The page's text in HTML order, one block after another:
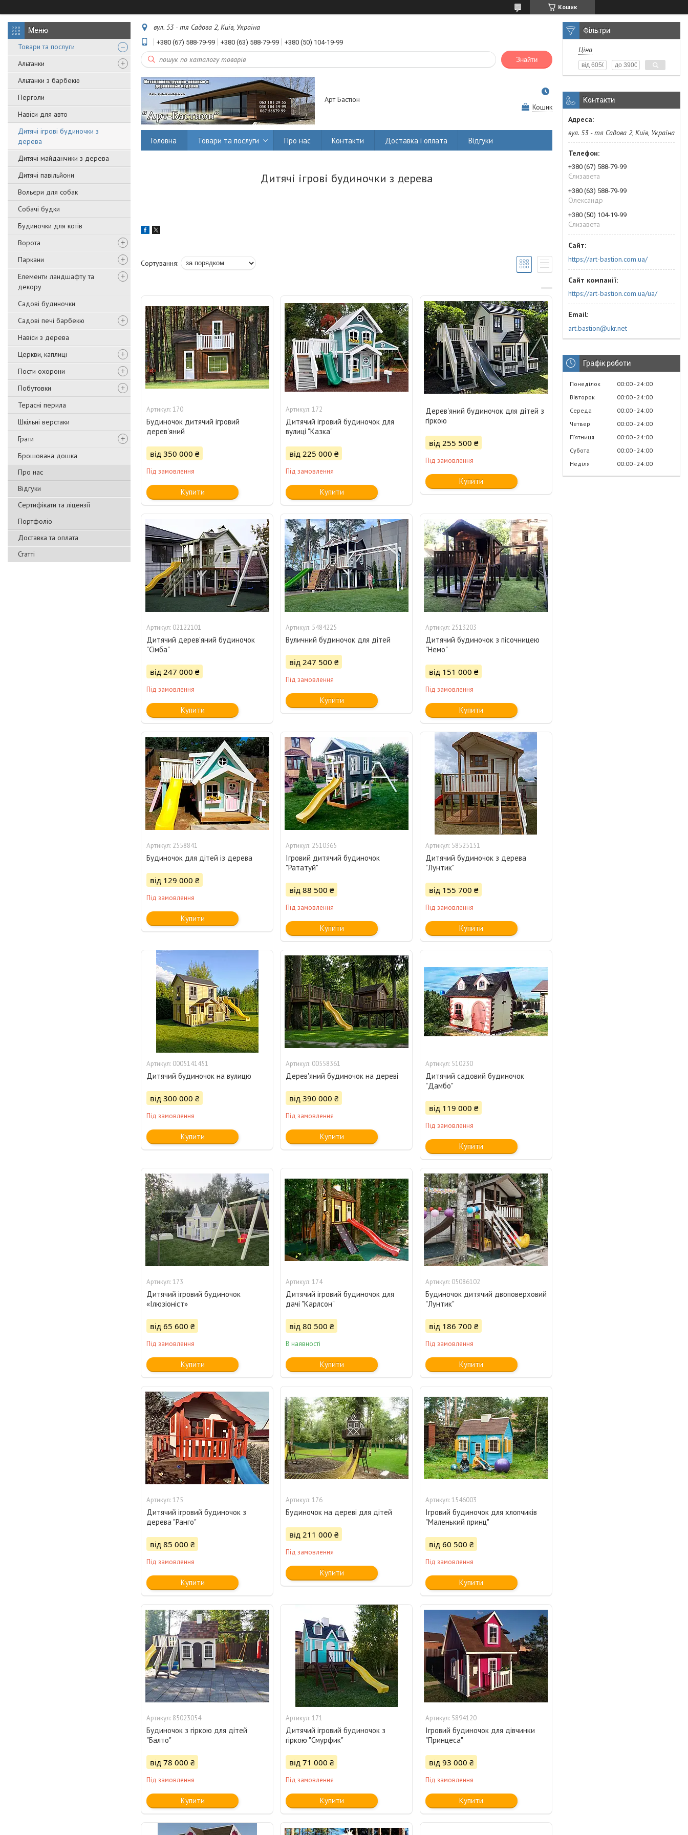
Кошик
Товари та послуги
Альтанки
Альтанки з барбекю
Перголи
Навіси для авто
Дитячі ігрові будиночки з
дерева
Дитячі майданчики з дерева
Дитячі павільйони
Вольєри для собак
Собачі будки
Будиночки для котів
Ворота
Паркани
Елементи ландшафту та
декору
Садові будиночки
Садові печі барбекю
Навіси з дерева
Церкви, каплиці
Пости охорони
Побутовки
Терасні перила
Шкільні верстаки
Грати
Брошована дошка
Про нас
Відгуки
Сертифікати та ліцензії
Портфоліо
Доставка та оплата
Статті
вул. 53 - тя Садова 2, Київ, Україна
+380 (67) 588-79-99 +380 (63) 588-79-99 +380 (50) 104-19-99
Знайти
Арт Бастіон
Кошик
Головна Товари та послуги Про нас Контакти Доставка і оплата Відгуки
Дитячі ігрові будиночки з дерева
170
Будиночок дитячий ігровий
дерев'яний
від 350 000 ₴
Під замовлення
Купити
172
Дитячий ігровий будиночок для
вулиці "Казка"
від 225 000 ₴
Під замовлення
Купити
Дерев'яний будиночок для дітей з
гіркою
від 255 500 ₴
Під замовлення
Купити
02122101
Дитячий дерев'яний будиночок
"Сімба"
від 247 000 ₴
Під замовлення
Купити
5484225
Вуличний будиночок для дітей
від 247 500 ₴
Під замовлення
Купити
2513203
Дитячий будиночок з пісочницею
"Немо"
від 151 000 ₴
Під замовлення
Купити
2558841
Будиночок для дітей із дерева
від 129 000 ₴
Під замовлення
Купити
2510365
Ігровий дитячий будиночок
"Рататуй"
від 88 500 ₴
Під замовлення
Купити
58525151
Дитячий будиночок з дерева
"Лунтик"
від 155 700 ₴
Під замовлення
Купити
0005141451
Дитячий будиночок на вулицю
від 300 000 ₴
Під замовлення
Купити
00558361
Дерев'яний будиночок на дереві
від 390 000 ₴
Під замовлення
Купити
510230
Дитячий садовий будиночок
"Дамбо"
від 119 000 ₴
Під замовлення
Купити
173
Дитячий ігровий будиночок
«Ілюзіоніст»
від 65 600 ₴
Під замовлення
Купити
174
Дитячий ігровий будиночок для
дачі "Карлсон"
від 80 500 ₴
В наявності
Купити
05086102
Будиночок дитячий двоповерховий
"Лунтик"
від 186 700 ₴
Під замовлення
Купити
175
Дитячий ігровий будиночок з
дерева "Ранго"
від 85 000 ₴
Під замовлення
Купити
176
Будиночок на дереві для дітей
від 211 000 ₴
Під замовлення
Купити
1546003
Ігровий будиночок для хлопчиків
"Маленький принц"
від 60 500 ₴
Під замовлення
Купити
85023054
Будиночок з гіркою для дітей
"Балто"
від 78 000 ₴
Під замовлення
Купити
171
Дитячий ігровий будиночок з
гіркою "Смурфик"
від 71 000 ₴
Під замовлення
Купити
5894120
Ігровий будиночок для дівчинки
"Принцеса"
від 93 000 ₴
Під замовлення
Купити
Фільтри
Ціна
Контакти
вул. 53 - тя Садова 2, Київ, Україна
+380 (67) 588-79-99
Єлизавета
+380 (63) 588-79-99
Олександр
+380 (50) 104-19-99
Єлизавета
https://art-bastion.com.ua/
https://art-bastion.com.ua/ua/
art.bastion@ukr.net
Графік роботи
Понеділок 00:00 24:00
Вівторок
00:00 24:00
Середа
00:00 24:00
Четвер
00:00 24:00
Пʼятниця
00:00 24:00
Субота
00:00 24:00
Неділя
00:00 24:00